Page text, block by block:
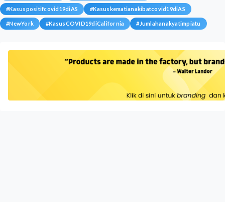
#Kasuspositifcovid19diAS #Kasuskematianakibatcovid19diAS
#NewYork #KasusCOVID19diCalifornia #Jumlahanakyatimpiatu